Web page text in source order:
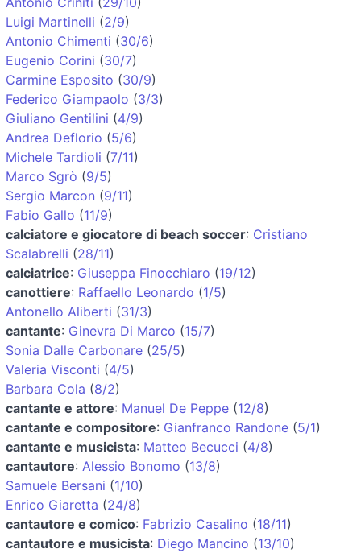
Luigi Martinelli (2/9)
Antonio Chimenti (30/6)
Eugenio Corini (30/7)
Carmine Esposito (30/9)
Federico Giampaolo (3/3)
Giuliano Gentilini (4/9)
Andrea Deflorio (5/6)
Michele Tardioli (7/11)
Marco Sgrò (9/5)
Sergio Marcon (9/11)
Fabio Gallo (11/9)
calciatore e giocatore di beach soccer: Cristiano
Scalabrelli (28/11)
calciatrice: Giuseppa Finocchiaro (19/12)
canottiere: Raffaello Leonardo (1/5)
Antonello Aliberti (31/3)
cantante: Ginevra Di Marco (15/7)
Sonia Dalle Carbonare (25/5)
Valeria Visconti (4/5)
Barbara Cola (8/2)
cantante e attore: Manuel De Peppe (12/8)
cantante e compositore: Gianfranco Randone (5/1)
cantante e musicista: Matteo Becucci (4/8)
cantautore: Alessio Bonomo (13/8)
Samuele Bersani (1/10)
Enrico Giaretta (24/8)
cantautore e comico: Fabrizio Casalino (18/11)
cantautore e musicista: Diego Mancino (13/10)